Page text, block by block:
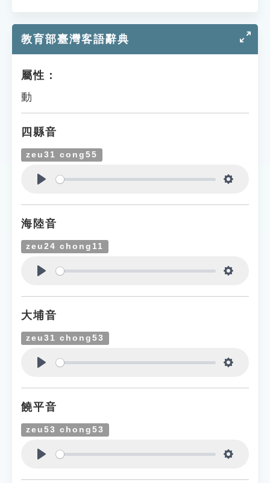
教育部臺灣客語辭典
屬性：
動
四縣音
zeu31 cong55
海陸音
zeu24 chong11
大埔音
zeu31 chong53
饒平音
zeu53 chong53